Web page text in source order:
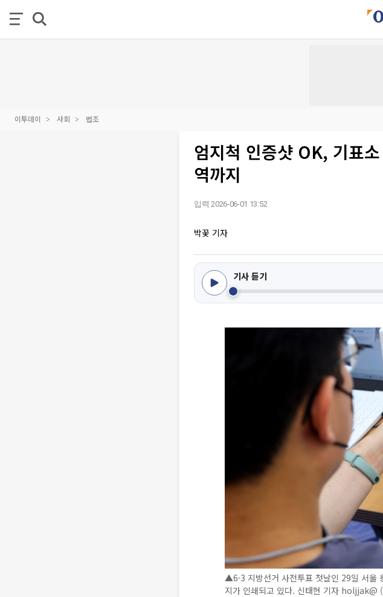
이투데이 사회 법조
엄지척 인증샷 OK, 기표
역까지
입력 2026-06-01 13:52
박꽃 기자
기사 듣기
▲6·3 지방선거 사전투표 첫날인 29일 서울
지가 인쇄되고 있다. 신태현 기자 holjjak@